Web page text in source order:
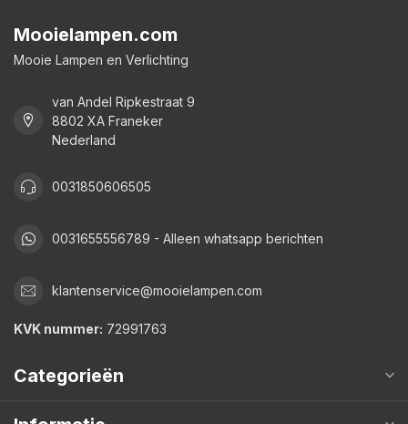
Mooielampen.com
Mooie Lampen en Verlichting
van Andel Ripkestraat 9
8802 XA Franeker
Nederland
0031850606505
0031655556789 - Alleen whatsapp berichten
klantenservice@mooielampen.com
KVK nummer: 72991763
Categorieën